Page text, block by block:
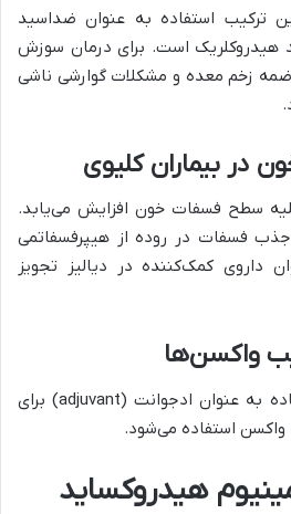
ترکیب استفاده به عنوان ضداسید
هیدروکلریک است. برای درمان سوزش
زخم معده و مشکلات گوارشی ناشی
سطح فسفات خون افزایش می‌یابد.
جذب فسفات در روده از هیپرفسفاتمی
داروی کمک‌کننده در دیالیز تجویز
در برخی از واکسن‌ها این ماده به عنوان ادجوانت (adjuvant) برای
استفاده می‌شود.
هیدروکساید